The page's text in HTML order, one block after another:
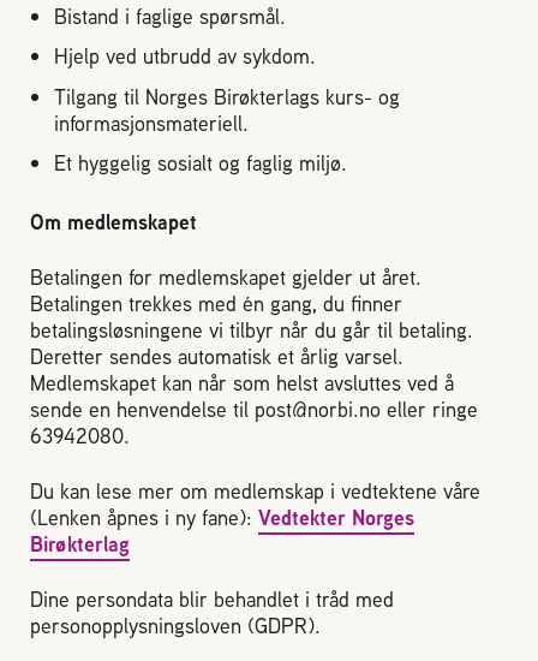
Bistand i faglige spørsmål.
Hjelp ved utbrudd av sykdom.
Tilgang til Norges Birøkterlags kurs- og
informasjonsmateriell.
Et hyggelig sosialt og faglig miljø.
Om medlemskapet
Betalingen for medlemskapet gjelder ut året.
Betalingen trekkes med én gang, du finner
betalingsløsningene vi tilbyr når du går til betaling.
Deretter sendes automatisk et årlig varsel.
Medlemskapet kan når som helst avsluttes ved å
sende en henvendelse til post@norbi.no eller ringe
63942080.
Du kan lese mer om medlemskap i vedtektene våre
(Lenken åpnes i ny fane): Vedtekter Norges
Birøkterlag
Dine persondata blir behandlet i tråd med
personopplysningsloven (GDPR).